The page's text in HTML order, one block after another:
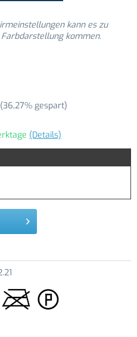
kann es zu
kommen.
(36,27% gespart)
(Details)